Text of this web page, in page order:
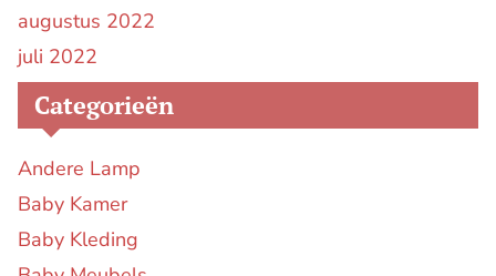
augustus 2022
juli 2022
Categorieën
Andere Lamp
Baby Kamer
Baby Kleding